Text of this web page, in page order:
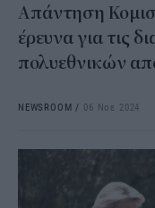
Απάντηση
έρευνα για τις
πολυεθνικών
NEWSROOM / 06 Νοε 2024